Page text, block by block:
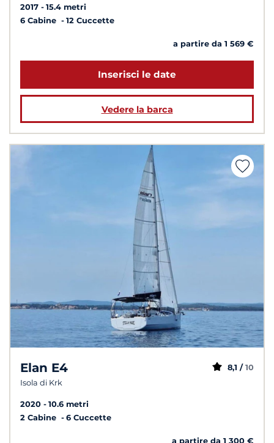
2017
15.4 metri
6 Cabine
12 Cuccette
a partire da 1 569 €
Inserisci le date
Vedere la barca
Elan E4
Isola di Krk
8,1 / 10
2020
10.6 metri
2 Cabine
6 Cuccette
a partire da 1 300 €